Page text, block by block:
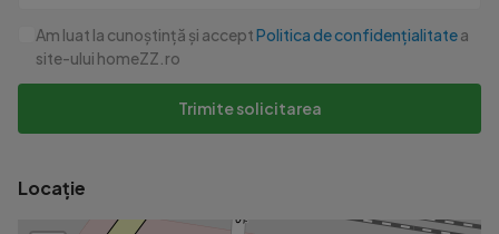
Id intern: P17373
Am luat la cunoștință și acceptPolitica de confidențialitatea
site-ului homeZZ.ro
Trimite solicitarea
Locație